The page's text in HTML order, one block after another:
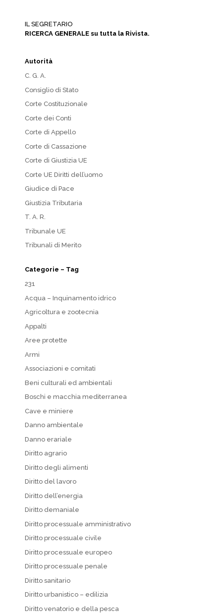
IL SEGRETARIO
RICERCA GENERALE su tutta la Rivista.
Autorità
C. G. A.
Consiglio di Stato
Corte Costituzionale
Corte dei Conti
Corte di Appello
Corte di Cassazione
Corte di Giustizia UE
Corte UE Diritti dell’uomo
Giudice di Pace
Giustizia Tributaria
T. A. R.
Tribunale UE
Tribunali di Merito
Categorie – Tag
231
Acqua – Inquinamento idrico
Agricoltura e zootecnia
Appalti
Aree protette
Armi
Associazioni e comitati
Beni culturali ed ambientali
Boschi e macchia mediterranea
Cave e miniere
Danno ambientale
Danno erariale
Diritto agrario
Diritto degli alimenti
Diritto del lavoro
Diritto dell’energia
Diritto demaniale
Diritto processuale amministrativo
Diritto processuale civile
Diritto processuale europeo
Diritto processuale penale
Diritto sanitario
Diritto urbanistico – edilizia
Diritto venatorio e della pesca